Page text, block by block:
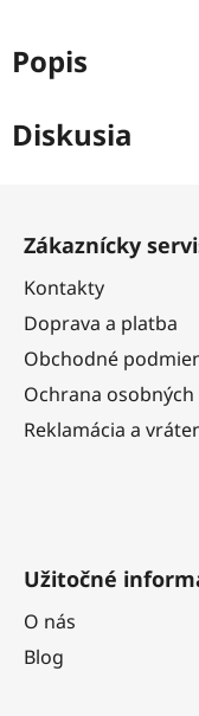
Popis
Diskusia
Zákaznícky
Kontakty
Doprava a platba
Obchodné
Ochrana
Reklamácia a
Užitočné
O nás
Blog